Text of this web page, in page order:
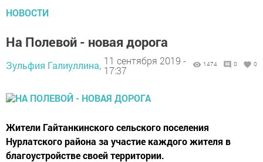
НОВОСТИ
На Полевой - новая дорога
Зульфия Галиуллина, 11 сентября 2019 -
17:37
1474 0 0
Жители Гайтанкинского сельского поселения
Нурлатского района за участие каждого жителя в
благоустройстве своей территории.